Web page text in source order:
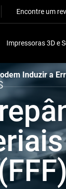
Encontre um
Impressoras 3D e
Induzir a